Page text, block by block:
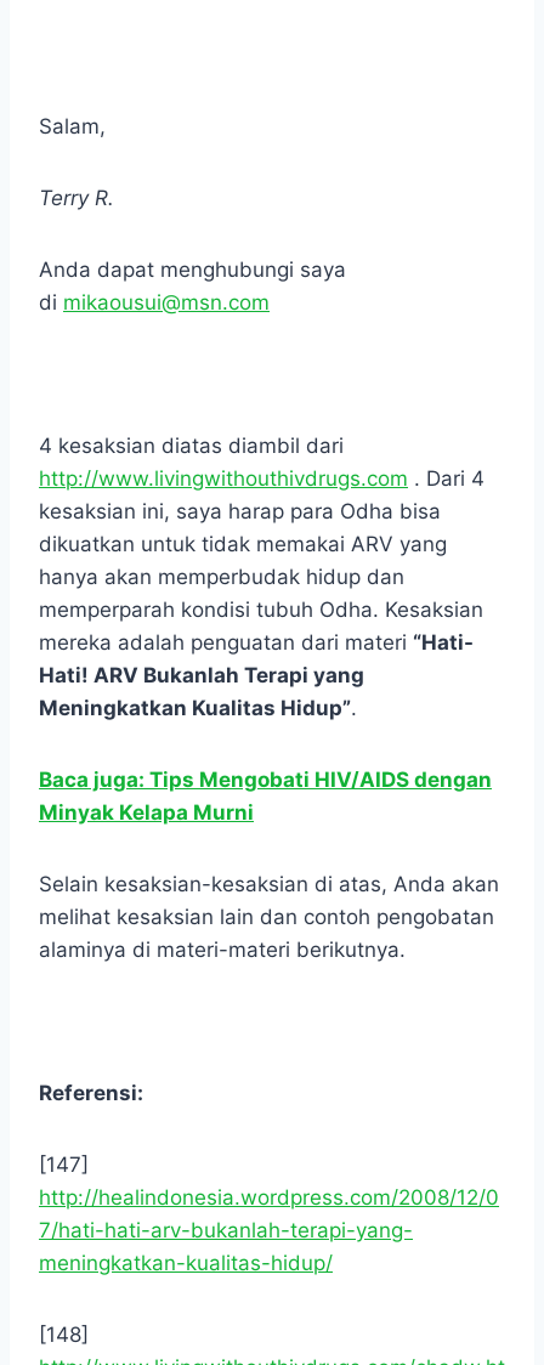
Salam,
Terry R.
Anda dapat menghubungi saya
di mikaousui@msn.com
4 kesaksian diatas diambil dari
http://www.livingwithouthivdrugs.com . Dari 4
kesaksian ini, saya harap para Odha bisa
dikuatkan untuk tidak memakai ARV yang
hanya akan memperbudak hidup dan
memperparah kondisi tubuh Odha. Kesaksian
mereka adalah penguatan dari materi “Hati-
Hati! ARV Bukanlah Terapi yang
Meningkatkan Kualitas Hidup”.
Baca juga: Tips Mengobati HIV/AIDS dengan
Minyak Kelapa Murni
Selain kesaksian-kesaksian di atas, Anda akan
melihat kesaksian lain dan contoh pengobatan
alaminya di materi-materi berikutnya.
Referensi:
[147]
http://healindonesia.wordpress.com/2008/12/0
7/hati-hati-arv-bukanlah-terapi-yang-
meningkatkan-kualitas-hidup/
[148]